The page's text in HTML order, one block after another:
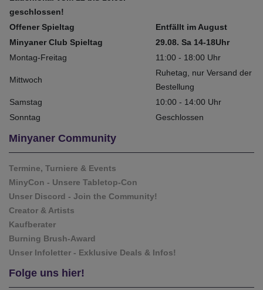
geschlossen!
Offener Spieltag
Entfällt im August
Minyaner Club Spieltag
29.08. Sa 14-18Uhr
Montag-Freitag
11:00 - 18:00 Uhr
Mittwoch
Ruhetag, nur Versand der
Bestellung
Samstag
10:00 - 14:00 Uhr
Sonntag
Geschlossen
Minyaner Community
Termine, Turniere & Events
MinyCon - Unsere Tabletop-Con
Unser Discord - Join the Community!
Creator & Artists
Kaufberater
Burning Brush-Award
Unser Infoletter - Exklusive Deals & Infos!
Folge uns hier!